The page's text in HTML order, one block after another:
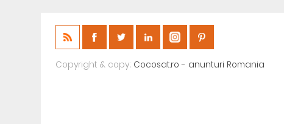
Copyright & copy; Cocosat.ro - anunturi Romania